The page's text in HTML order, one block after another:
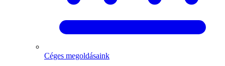
Céges megoldásaink